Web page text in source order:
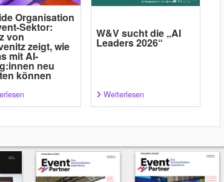
Organisation
Sektor:
von
zeigt, wie
mit AI-
neu
können
W&V sucht die „AI
Leaders 2026“
Weiterlesen